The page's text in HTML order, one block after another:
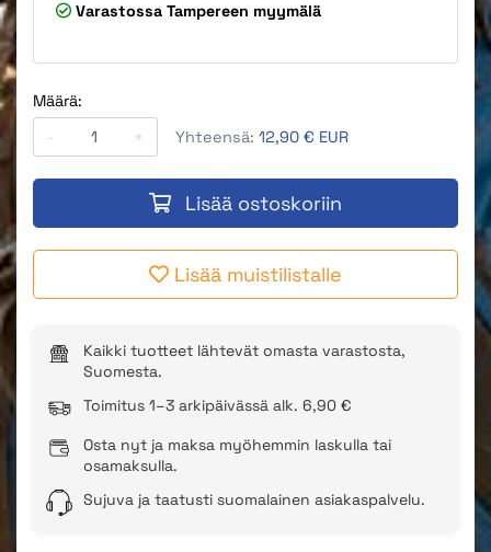
Varastossa Tampereen myymälä
Määrä:
-
+ Yhteensä: 12,90 € EUR
Lisää ostoskoriin
Lisää muistilistalle
Kaikki tuotteet lähtevät omasta varastosta,
Suomesta.
Toimitus 1–3 arkipäivässä alk. 6,90 €
Osta nyt ja maksa myöhemmin laskulla tai
osamaksulla.
Sujuva ja taatusti suomalainen asiakaspalvelu.